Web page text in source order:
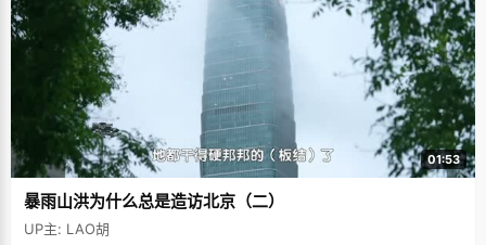
01:53
暴雨山洪为什么总是造访北京（二）
UP主: LAO胡